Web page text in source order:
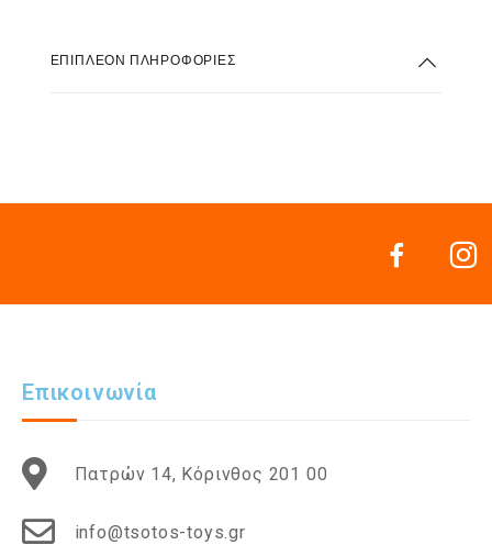
ΕΠΙΠΛΈΟΝ ΠΛΗΡΟΦΟΡΊΕΣ
Επικοινωνία
Πατρών 14, Κόρινθος 201 00
info@tsotos-toys.gr